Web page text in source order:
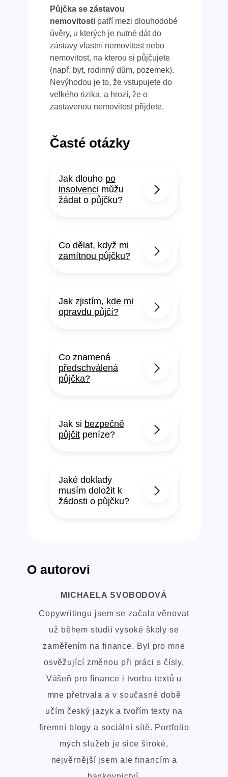
Půjčka se zástavou
nemovitostipatří mezi dlouhodobé
úvěry, u kterých je nutné dát do
zástavy vlastní nemovitost nebo
nemovitost, na kterou si půjčujete
(např. byt, rodinný dům, pozemek).
Nevýhodou je to, že vstupujete do
velkého rizika, a hrozí, že o
zastavenou nemovitost přijdete.
Časté otázky
Jak dlouho po
insolvenci můžu
žádat o půjčku?
Co dělat, když mi
zamítnou půjčku?
Jak zjistím, kde mi
opravdu půjčí?
Co znamená
předschválená
půjčka?
Jak si bezpečně
půjčitpeníze?
Jaké doklady
musím doložit k
žádosti o půjčku?
O autorovi
MICHAELA SVOBODOVÁ
Copywritingu jsem se začala věnovat
už během studií vysoké školy se
zaměřením na finance. Byl pro mne
osvěžující změnou při práci s čísly.
Vášeň pro finance i tvorbu textů u
mne přetrvala a v současné době
učím český jazyk a tvořím texty na
firemní blogy a sociální sítě. Portfolio
mých služeb je sice široké,
nejvěrnější jsem ale financím a